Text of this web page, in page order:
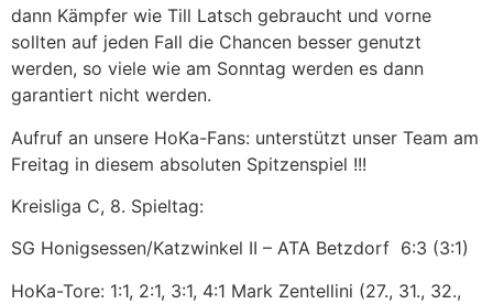
dann Kämpfer wie Till Latsch gebraucht und vorne
sollten auf jeden Fall die Chancen besser genutzt
werden, so viele wie am Sonntag werden es dann
garantiert nicht werden.
Aufruf an unsere HoKa-Fans: unterstützt unser Team am
Freitag in diesem absoluten Spitzenspiel !!!
Kreisliga C, 8. Spieltag:
SG Honigsessen/Katzwinkel II – ATA Betzdorf 6:3 (3:1)
HoKa-Tore: 1:1, 2:1, 3:1, 4:1 Mark Zentellini (27., 31., 32.,